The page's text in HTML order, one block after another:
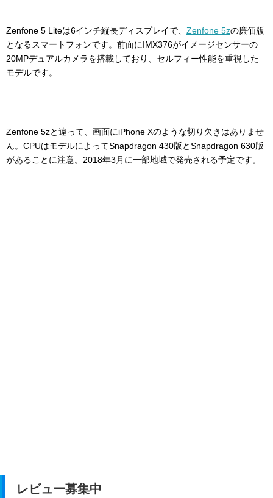
Zenfone 5 Liteは6インチ縦長ディスプレイで、 Zenfone 5zの廉価版
となるスマートフォンです。前面にIMX376がイメージセンサーの
20MPデュアルカメラを搭載しており、セルフィー性能を重視した
モデルです。
Zenfone 5zと違って、画面にiPhone Xのような切り欠きはありませ
ん。CPUはモデルによってSnapdragon 430版とSnapdragon 630版
があることに注意。2018年3月に一部地域で発売される予定です。
レビュー募集中